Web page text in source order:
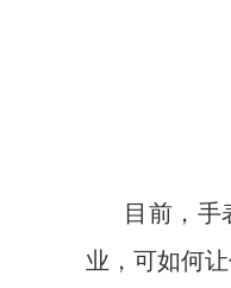
目前，
业，可如何